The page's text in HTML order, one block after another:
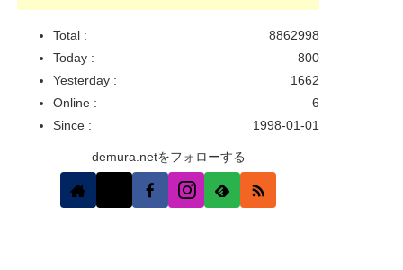
8862998
Total :
800
Today :
1662
Yesterday :
6
Online :
1998-01-01
Since :
demura.netをフォローする